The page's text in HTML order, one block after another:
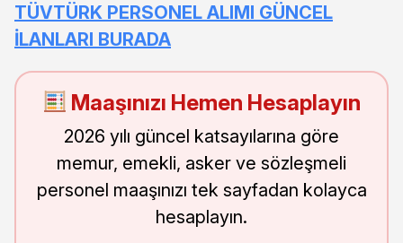
TÜVTÜRK PERSONEL ALIMI GÜNCEL
İLANLARI BURADA
Maaşınızı Hemen Hesaplayın
2026 yılı güncel katsayılarına göre
memur, emekli, asker ve sözleşmeli
personel maaşınızı tek sayfadan kolayca
hesaplayın.